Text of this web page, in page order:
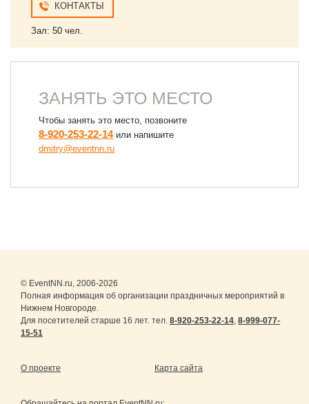
КОНТАКТЫ
Зал: 50 чел.
ЗАНЯТЬ ЭТО МЕСТО
Чтобы занять это место, позвоните
8-920-253-22-14или напишите
dmitry@eventnn.ru
© EventNN.ru, 2006-2026
Полная информация об организации праздничных мероприятий в
Нижнем Новгороде.
Для посетителей старше 16 лет. тел. 8-920-253-22-14, 8-999-077-
15-51
О проекте Карта сайта